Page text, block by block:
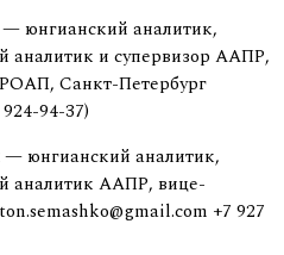
— юнгианский аналитик,
аналитик и супервизор ААПР,
Санкт-Петербург
94-37)
— юнгианский аналитик,
аналитик ААПР, вице-
+7 927